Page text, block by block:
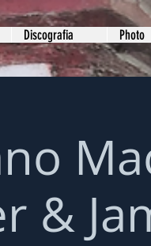
Discografia Photo
&